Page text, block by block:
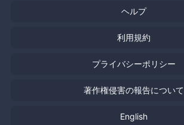
ヘルプ
利用規約
プライバシーポリシー
著作権侵害の報告について
English